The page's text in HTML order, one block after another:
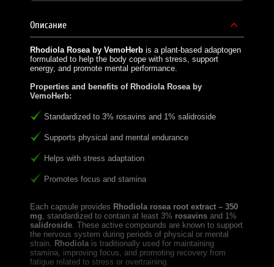
Описание
Rhodiola Rosea by VemoHerb is a plant-based adaptogen
formulated to help the body cope with stress, support
energy, and promote mental performance.
Properties and benefits of Rhodiola Rosea by
VemoHerb:
Standardized to 3% rosavins and 1% salidroside
Supports physical and mental endurance
Helps with stress adaptation
Promotes focus and stamina
Each capsule provides Rhodiola rosea root extract – 350
mg , standardized to contain at least 3% rosavins and 1%
salidroside . These active compounds are known to support
the nervous system during periods of physical or mental
strain. Rhodiola is traditionally used for maintaining
stamina, improving focus, and promoting recovery from
fatigue related to stress or overtraining.